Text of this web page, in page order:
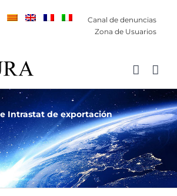
Canal de denuncias
Zona de Usuarios
Intrastat de exportación